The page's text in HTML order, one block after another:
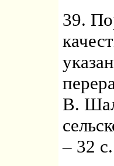
39.
В.
– 32 с.